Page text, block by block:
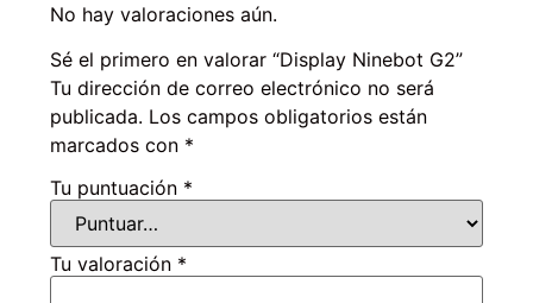
No hay valoraciones aún.
Sé el primero en valorar “Display Ninebot G2”
Tu dirección de correo electrónico no será
publicada. Los campos obligatorios están
marcados con *
Tu puntuación *
Tu valoración *